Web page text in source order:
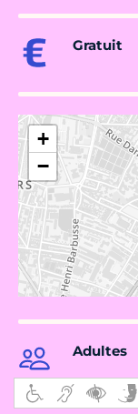
Gratuit
+
−
Adultes